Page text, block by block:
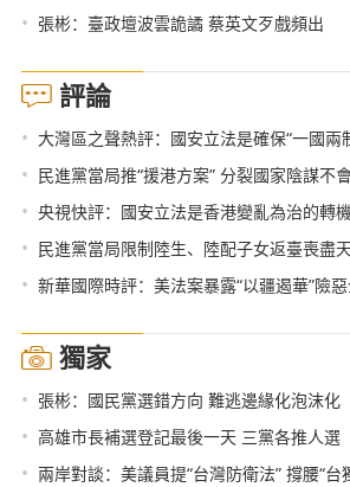
• 張彬：臺政壇波雲詭譎 蔡英文歹戲頻出
評論
• 大灣區之聲熱評：國安立法是確保“一國兩制
• 民進黨當局推“援港方案” 分裂國家陰謀不
• 央視快評：國安立法是香港變亂為治的轉機
• 民進黨當局限制陸生、陸配子女返臺喪盡
• 新華國際時評：美法案暴露“以疆遏華”險
獨家
• 張彬：國民黨選錯方向 難逃邊緣化泡沫化
• 高雄市長補選登記最後一天 三黨各推人選
• 兩岸對談：美議員提“台灣防衛法” 撐腰“台